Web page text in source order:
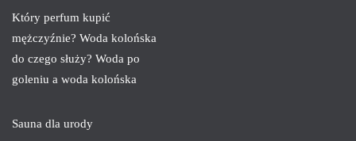
Który perfum kupić
mężczyźnie? Woda kolońska
do czego służy? Woda po
goleniu a woda kolońska
Sauna dla urody